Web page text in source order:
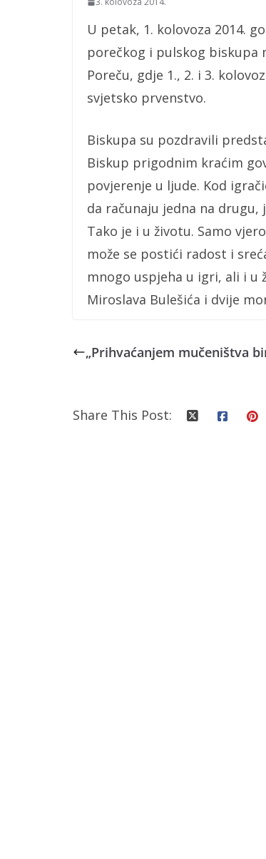
U petak, 1. kolovoza 2014.
porečkog i pulskog biskupa
Poreču, gdje 1., 2. i 3.
svjetsko prvenstvo.
Biskupa su pozdravili
Biskup prigodnim kraćim
povjerenje u ljude. Kod
da računaju jedna na drugu,
Tako je i u životu. Samo
može se postići radost i
mnogo uspjeha u igri, ali i u
Miroslava Bulešića i dvije
„Prihvaćanjem mučeništva
Share This Post: